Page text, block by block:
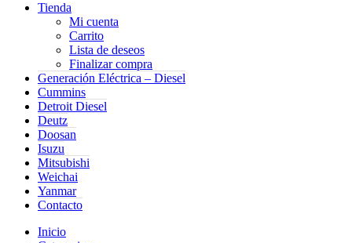
Tienda
Mi cuenta
Carrito
Lista de deseos
Finalizar compra
Generación Eléctrica – Diesel
Cummins
Detroit Diesel
Deutz
Doosan
Isuzu
Mitsubishi
Weichai
Yanmar
Contacto
Inicio